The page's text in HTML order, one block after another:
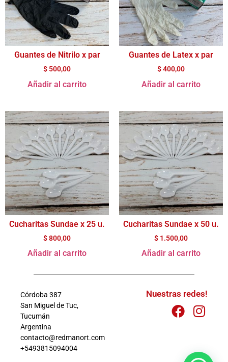
Guantes de Nitrilo x par
$ 500,00
Añadir al carrito
Guantes de Latex x par
$400,00
Añadir al carrito
Cucharitas Sundae x 25 u.
$800,00
Añadir al carrito
Cucharitas Sundae x 50 u.
$ 1.500,00
Añadir al carrito
Córdoba 387
San Miguel de Tuc,
Tucumán
Argentina
contacto@redmanort.com
+5493815094004
Nuestras redes!